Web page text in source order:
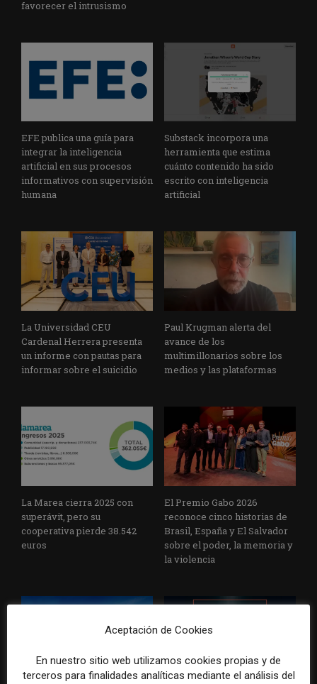
favorecer el intrusismo
EFE publica una guía para
integrar la inteligencia
artificial en sus procesos
informativos con supervisión
humana
Substack incorpora una
herramienta que estima
cuánto contenido ha sido
escrito con inteligencia
artificial
La Universidad CEU
Cardenal Herrera presenta
un informe con pautas para
informar sobre el suicidio
Paul Krugman alerta del
avance de los
multimillonarios sobre los
medios y las plataformas
La Marea cierra 2025 con
superávit, pero su
cooperativa pierde 38.542
euros
El Premio Gabo 2026
reconoce cinco historias de
Brasil, España y El Salvador
sobre el poder, la memoria y
la violencia
Aceptación de Cookies
En nuestro sitio web utilizamos cookies propias y de
terceros para finalidades analíticas mediante el análisis del